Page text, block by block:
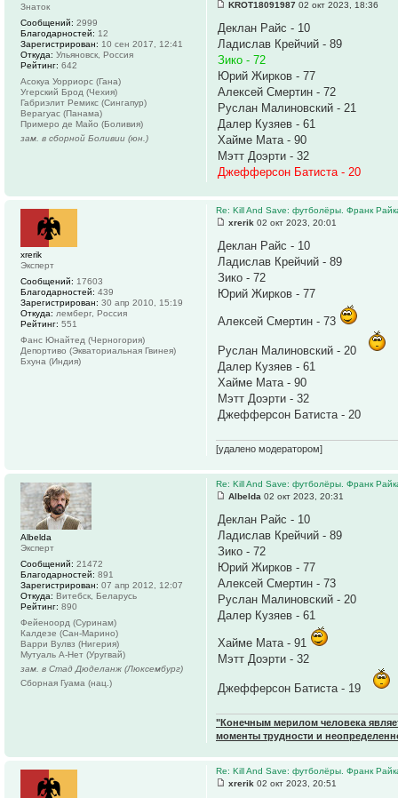
KROT18091987 02 окт 2023, 18:36
Деклан Райс - 10
Ладислав Крейчий - 89
Зико - 72
Юрий Жирков - 77
Алексей Смертин - 72
Руслан Малиновский - 21
Далер Кузяев - 61
Хайме Мата - 90
Мэтт Доэрти - 32
Джефферсон Батиста - 20
Знаток
Сообщений: 2999
Благодарностей: 12
Зарегистрирован: 10 сен 2017, 12:41
Откуда: Ульяновск, Россия
Рейтинг: 642
Асокуа Уорриорс (Гана)
Угерский Брод (Чехия)
Габриэлит Ремикс (Сингапур)
Верагуас (Панама)
Примеро де Майо (Боливия)
зам. в сборной Боливии (юн.)
Re: Kill And Save: футболёры. Франк
xrerik 02 окт 2023, 20:01
Деклан Райс - 10
Ладислав Крейчий - 89
Зико - 72
Юрий Жирков - 77
Алексей Смертин - 73
Руслан Малиновский - 20
Далер Кузяев - 61
Хайме Мата - 90
Мэтт Доэрти - 32
Джефферсон Батиста - 20
[удалено модератором]
xrerik
Эксперт
Сообщений: 17603
Благодарностей: 439
Зарегистрирован: 30 апр 2010, 15:19
Откуда: лемберг, Россия
Рейтинг: 551
Фанс Юнайтед (Черногория)
Депортиво (Экваториальная Гвинея)
Бхуна (Индия)
Re: Kill And Save: футболёры. Франк
Albelda 02 окт 2023, 20:31
Деклан Райс - 10
Ладислав Крейчий - 89
Зико - 72
Юрий Жирков - 77
Алексей Смертин - 73
Руслан Малиновский - 20
Далер Кузяев - 61
Хайме Мата - 91
Мэтт Доэрти - 32
Джефферсон Батиста - 19
"Конечным мерилом человека
моменты трудности и
Albelda
Эксперт
Сообщений: 21472
Благодарностей: 891
Зарегистрирован: 07 апр 2012, 12:07
Откуда: Витебск, Беларусь
Рейтинг: 890
Фейеноорд (Суринам)
Калдезе (Сан-Марино)
Варри Вулвз (Нигерия)
Мутуаль А-Нет (Уругвай)
зам. в Стад Дюделанж (Люксембург)
Сборная Гуама (нац.)
Re: Kill And Save: футболёры. Франк
xrerik 02 окт 2023, 20:51